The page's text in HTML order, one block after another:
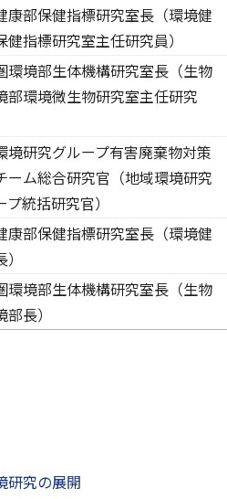
康部保健指標研究室長（環境健
健指標研究室主任研究員）
環境部生体機構研究室長（生物
部環境微生物研究室主任研究
境研究グループ有害廃棄物対策
ーム総合研究官（地域環境研究
プ統括研究官）
康部保健指標研究室長（環境健
環境部生体機構研究室長（生物
長）
研究の展開